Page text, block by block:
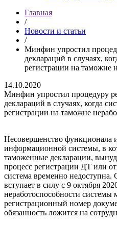
Главная
/
Новости и статьи
/
Минфин упростил
деклараций в случаях,
регистрации на таможне
14.10.2020
Минфин упростил процедуру
деклараций в случаях, когда
регистрации на таможне
Несовершенство функционала
информационной системы, в
таможенные декларации,
процесс регистрации ДТ или
система временно
вступает в силу с 9 октября
неработоспособности системы
регистрационный номер
обязанность ложится на